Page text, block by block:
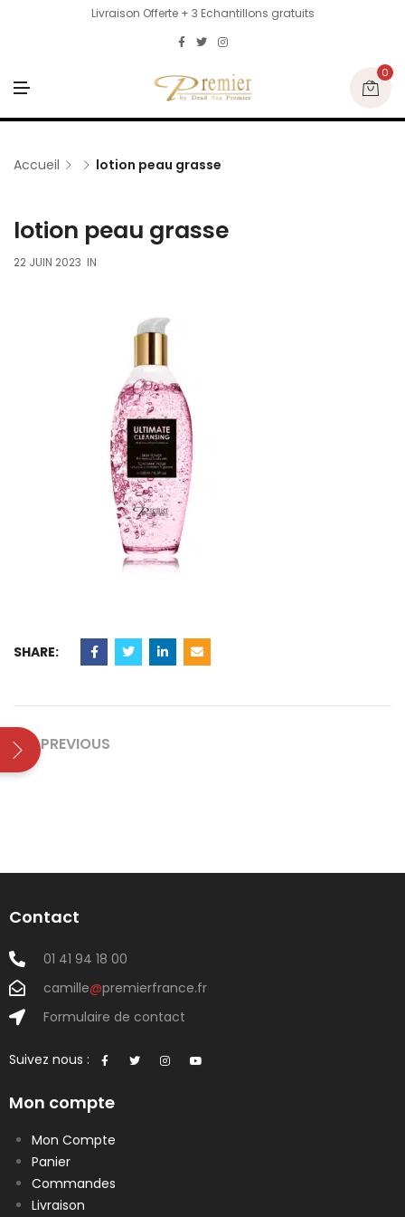
Livraison Offerte + 3 Echantillons gratuits
N
U
0
Accueil lotion peau grasse
lotion peau grasse
22 JUIN 2023 IN
SHARE:
PREVIOUS
Contact
01 41 94 18 00
camille@premierfrance.fr
Formulaire de contact
Suivez nous :
Mon compte
Mon Compte
Panier
Commandes
Livraison